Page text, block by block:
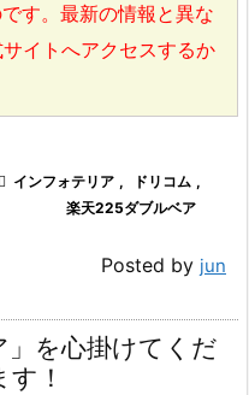
す。最新の情報と異な
イトへアクセスするか
 インフォテリア , ドリコム ,
楽天225ダブルベア
Posted by jun
を心掛けてくだ
！